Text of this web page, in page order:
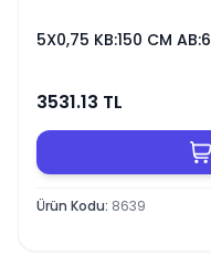
5X0,75 KB:150 CM
3531.13 TL
Ürün Kodu: 8639